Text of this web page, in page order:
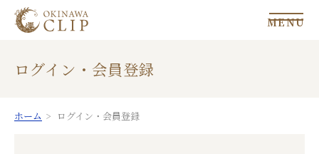
MENU
ログイン・会員登録
ホーム ログイン・会員登録